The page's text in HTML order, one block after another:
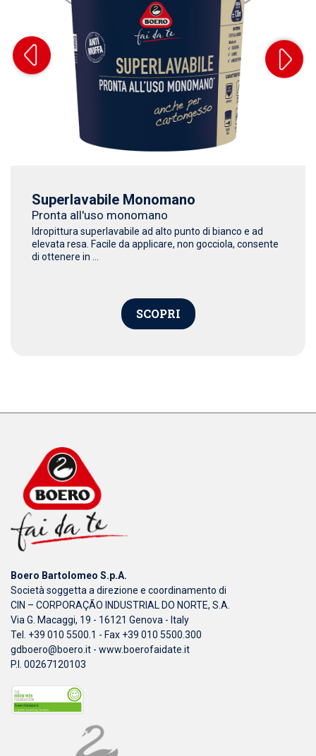
Superlavabile Monomano
Pronta all'uso monomano
Idropittura superlavabile ad alto punto di bianco e ad
elevata resa. Facile da applicare, non gocciola, consente
di ottenere in ...
SCOPRI
Boero Bartolomeo S.p.A.
Società soggetta a direzione e coordinamento di
CIN – CORPORAÇÃO INDUSTRIAL DO NORTE, S.A.
Via G. Macaggi, 19 - 16121 Genova - Italy
Tel. +39 010 5500.1 - Fax +39 010 5500.300
gdboero@boero.it - www.boerofaidate.it
P.I. 00267120103